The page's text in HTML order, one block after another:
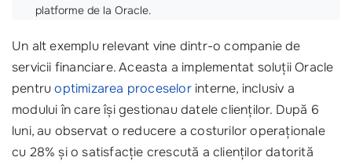
platforme de la Oracle.
Un alt exemplu relevant vine dintr-o companie de
servicii financiare. Aceasta a implementat soluții Oracle
pentruoptimizarea proceselorinterne, inclusiv a
modului în care își gestionau datele clienților. După 6
luni, au observat o reducere a costurilor operaționale
cu 28% și o satisfacție crescută a clienților datorită